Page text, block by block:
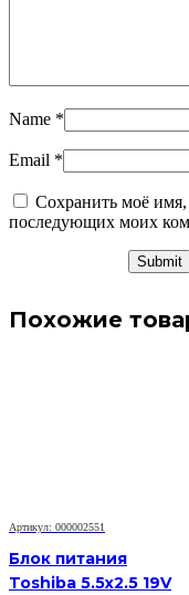
Name *
Email *
Сохранить моё имя,
последующих моих
Похожие
Артикул: 000002551
Блок питания
Toshiba 5.5x2.5 19V